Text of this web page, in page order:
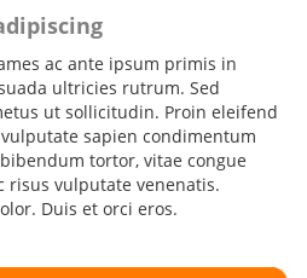
ac ante ipsum primis in
ultricies rutrum. Sed
ut sollicitudin. Proin eleifend
sapien condimentum
tortor, vitae congue
risus vulputate venenatis.
Duis et orci eros.